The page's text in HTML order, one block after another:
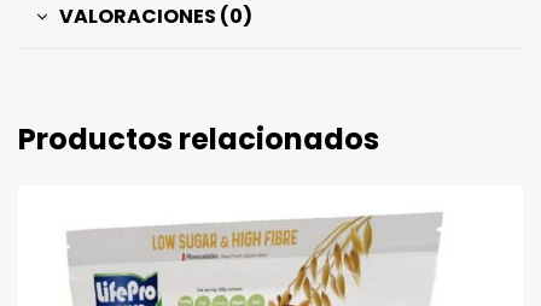
VALORACIONES (0)
Productos relacionados